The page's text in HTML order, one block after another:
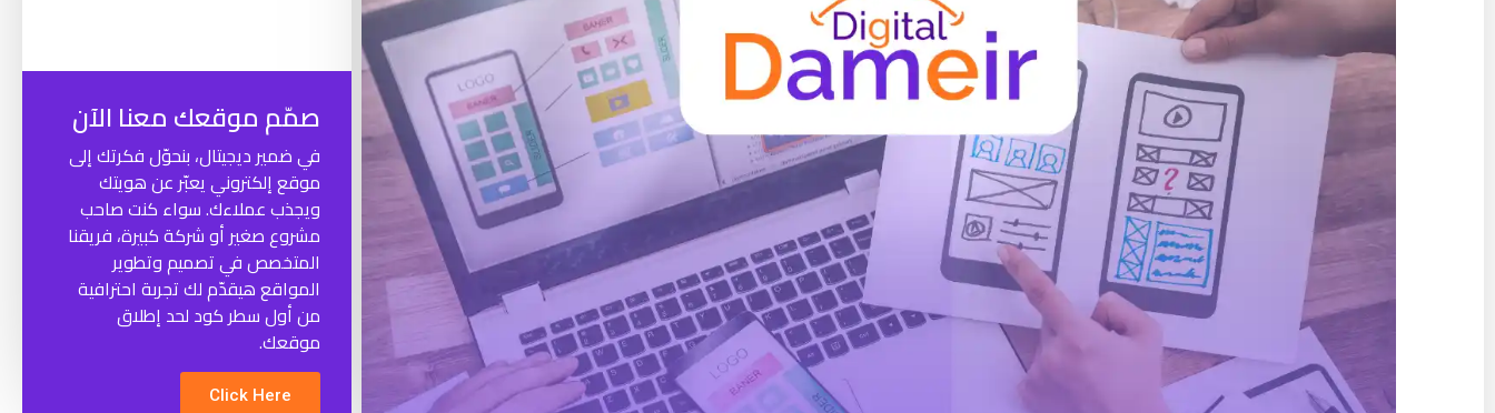
صمّم موقعك معنا الآن
في ضمير ديجيتال، بنحوّل فكرتك إلى
موقع إلكتروني يعبّر عن هويتك
ويجذب عملاءك. سواء كنت صاحب
مشروع صغير أو شركة كبيرة، فريقنا
المتخصص في تصميم وتطوير
المواقع هيقدّم لك تجربة احترافية
من أول سطر كود لحد إطلاق
موقعك.
Click Here